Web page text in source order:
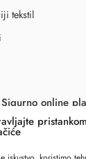
tekstil
Sigurno online